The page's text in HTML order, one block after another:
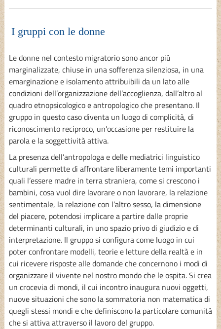
I gruppi con le donne
Le donne nel contesto migratorio sono ancor più
marginalizzate, chiuse in una sofferenza silenziosa, in una
emarginazione e isolamento attribuibili da un lato alle
condizioni dell’organizzazione dell’accoglienza, dall’altro al
quadro etnopsicologico e antropologico che presentano. Il
gruppo in questo caso diventa un luogo di complicità, di
riconoscimento reciproco, un’occasione per restituire la
parola e la soggettività attiva.
La presenza dell’antropologa e delle mediatrici linguistico
culturali permette di affrontare liberamente temi importanti
quali l’essere madre in terra straniera, come si crescono i
bambini, cosa vuol dire lavorare o non lavorare, la relazione
sentimentale, la relazione con l’altro sesso, la dimensione
del piacere, potendosi implicare a partire dalle proprie
determinanti culturali, in uno spazio privo di giudizio e di
interpretazione. Il gruppo si configura come luogo in cui
poter confrontare modelli, teorie e letture della realtà e in
cui ricevere risposte alle domande che concernono i modi di
organizzare il vivente nel nostro mondo che le ospita. Si crea
un crocevia di mondi, il cui incontro inaugura nuovi oggetti,
nuove situazioni che sono la sommatoria non matematica di
quegli stessi mondi e che definiscono la particolare comunità
che si attiva attraverso il lavoro del gruppo.